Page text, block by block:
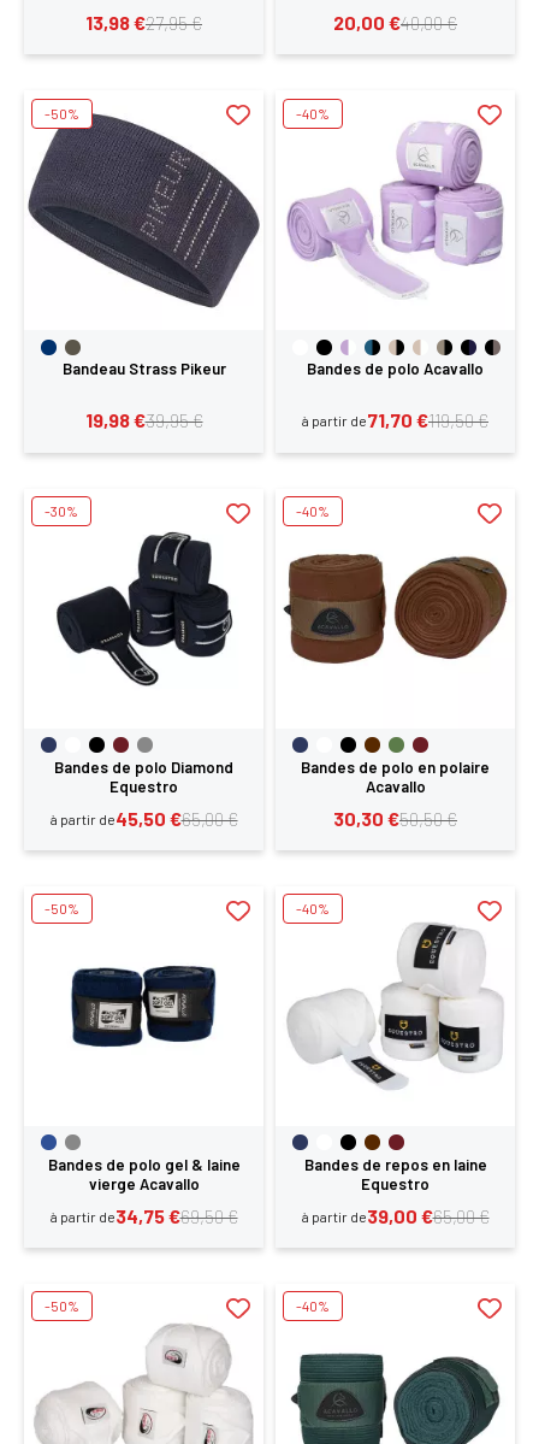
27,95 €
13,98 € 40,00 €
20,00 €
Bandeau Strass Pikeur
39,95 €
19,98 €
-50%
Bandes de polo Acavallo
à partir de 119,50 €
71,70 €
-40%
Bandes de polo Diamond
Equestro
à partir de 65,00 €
45,50 €
-30%
Bandes de polo en polaire
Acavallo
50,50 €
30,30 €
-40%
Bandes de polo gel & laine
vierge Acavallo
à partir de 69,50 €
34,75 €
-50%
Bandes de repos en laine
Equestro
à partir de 65,00 €
39,00 €
-40%
-50% -40%